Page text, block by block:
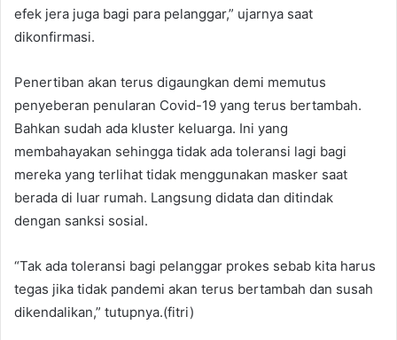
efek jera juga bagi para pelanggar,” ujarnya saat
dikonfirmasi.
Penertiban akan terus digaungkan demi memutus
penyeberan penularan Covid-19 yang terus bertambah.
Bahkan sudah ada kluster keluarga. Ini yang
membahayakan sehingga tidak ada toleransi lagi bagi
mereka yang terlihat tidak menggunakan masker saat
berada di luar rumah. Langsung didata dan ditindak
dengan sanksi sosial.
“Tak ada toleransi bagi pelanggar prokes sebab kita harus
tegas jika tidak pandemi akan terus bertambah dan susah
dikendalikan,” tutupnya.(fitri)